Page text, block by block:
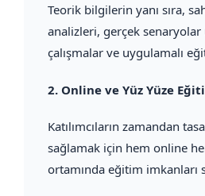
Teorik bilgilerin yanı sıra,
analizleri, gerçek senaryolar
çalışmalar ve uygulamalı
2. Online ve Yüz Yüze
Katılımcıların zamandan
sağlamak için hem online
ortamında eğitim imkanları